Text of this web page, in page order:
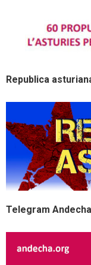
Republica
Telegram